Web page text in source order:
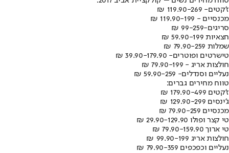
ז'קטים- 119.90-269 ₪
מכנסיים - 119.90-199 ₪
סריגים-99-259 ₪
חצאיות 59.90-199 ₪
שמלות 79.90-259 ₪
טישרטים ופוטרים- 39.90-179.90 ₪
חולצות אריג - 79.90-199 ₪
נעליים וסנדלים- 59.90-259 ₪
טווח מחירים גברים:
ז'קטים 179.90-499 ₪
ג'ינסים 129.90-299 ₪
מכנסיים 79.90-259 ₪
טי קצר ופולו 29.90-129.90 ₪
טי ארוך 79.90-159.90 ₪
חולצות אריג 99.90-199 ₪
נעליים וכפכפים 79.90-359 ₪